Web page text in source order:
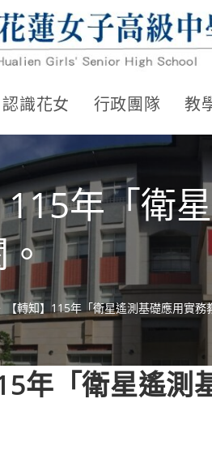
認識花女 行政團隊 教
115年「衛
【轉知】115年「衛星遙測基礎應用實務
年「衛星遙